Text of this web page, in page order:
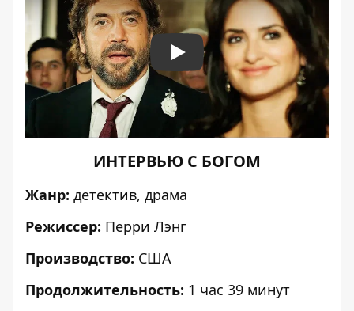
Play
ИНТЕРВЬЮ С БОГОМ
Жанр: детектив, драма
Режиссер: Перри Лэнг
Производство: США
Продолжительность: 1 час 39 минут